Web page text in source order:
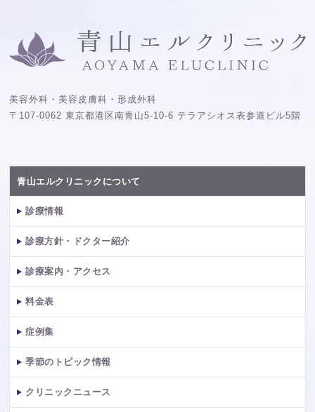
美容外科・美容皮膚科・形成外科
〒107-0062 東京都港区南青山5-10-6 テラアシオス表参道ビル5階
青山エルクリニックについて
診療情報
診療方針・ドクター紹介
診療案内・アクセス
料金表
症例集
季節のトピック情報
クリニックニュース